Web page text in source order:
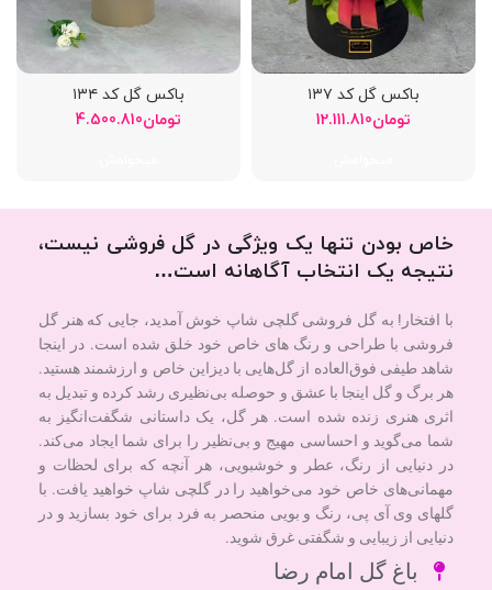
باکس گل کد ۱۳۷
تومان12.111.810
باکس گل کد ۱۳۴
تومان4.500.810
خاص بودن تنها یک ویژگی در گل فروشی نیست،
نتیجه یک انتخاب آگاهانه است…
با افتخار! به گل فروشی گلچی شاپ خوش آمدید، جایی که هنر گل
فروشی با طراحی و رنگ های خاص خود خلق شده است. در اینجا
شاهد طیفی فوق‌العاده از گل‌هایی با دیزاین خاص و ارزشمند هستید.
هر برگ و گل اینجا با عشق و حوصله بی‌نظیری رشد کرده و تبدیل به
اثری هنری زنده شده است. هر گل، یک داستانی شگفت‌انگیز به
شما می‌گوید و احساسی مهیج و بی‌نظیر را برای شما ایجاد می‌کند.
در دنیایی از رنگ، عطر و خوشبویی، هر آنچه که برای لحظات و
مهمانی‌های خاص خود می‌خواهید را در گلچی شاپ خواهید یافت. با
گلهای وی آی پی، رنگ و بویی منحصر به فرد برای خود بسازید و در
دنیایی از زیبایی و شگفتی غرق شوید.
باغ گل امام رضا